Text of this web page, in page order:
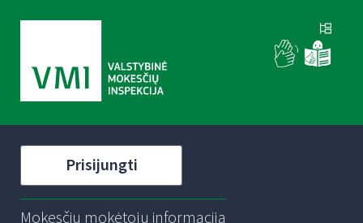
Prisijungti
Mokesčių mokėtojų informacija